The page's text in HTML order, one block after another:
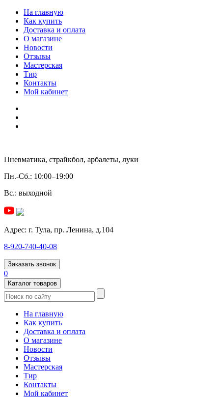
На главную
Как купить
Доставка и оплата
О магазине
Новости
Отзывы
Мастерская
Тир
Контакты
Мой кабинет
Пневматика, страйкбол, арбалеты, луки
Пн.-Сб.: 10:00–19:00
Вс.: выходной
Адрес: г. Тула, пр. Ленина, д.104
8-920-740-40-08
Заказать звонок
0
Каталог товаров
На главную
Как купить
Доставка и оплата
О магазине
Новости
Отзывы
Мастерская
Тир
Контакты
Мой кабинет